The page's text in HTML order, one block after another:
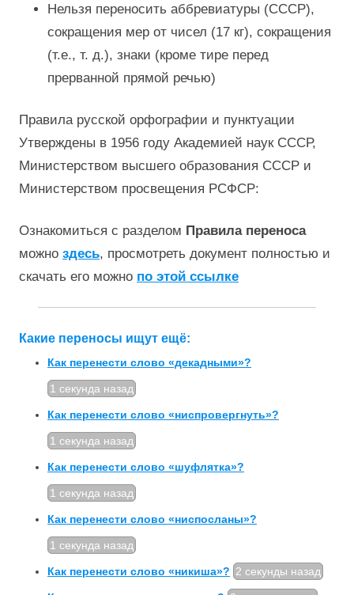
Нельзя переносить аббревиатуры (СССР),
сокращения мер от чисел (17 кг), сокращения
(т.е., т. д.), знаки (кроме тире перед
прерванной прямой речью)
Правила русской орфографии и пунктуации
Утверждены в 1956 году Академией наук СССР,
Министерством высшего образования СССР и
Министерством просвещения РСФСР:
Ознакомиться с разделом Правила переноса
можно здесь, просмотреть документ полностью и
скачать его можно по этой ссылке
Какие переносы ищут ещё:
Как перенести слово «декадными»?
1 секунда назад
Как перенести слово «ниспровергнуть»?
1 секунда назад
Как перенести слово «шуфлятка»?
1 секунда назад
Как перенести слово «ниспосланы»?
1 секунда назад
Как перенести слово «никиша»? 2 секунды назад